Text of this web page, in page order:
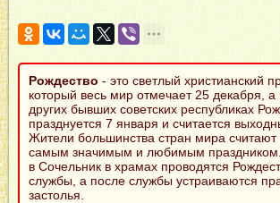
Рождество - это светлый христианский
который весь мир отмечает 25 декабря, а
других бывших советских республиках
празднуется 7 января и считается
Жители большинства стран мира считают
самым значимым и любимым
в Сочельник в храмах проводятся
службы, а после службы устраиваются
застолья.